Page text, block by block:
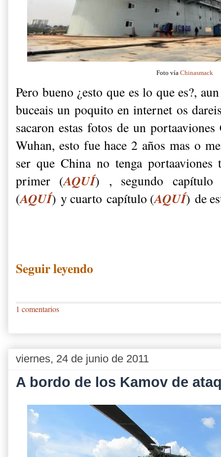
Foto víaChinasmack
Pero bueno ¿esto que es lo que es?,
buceais un poquito en internet os
sacaron estas fotos de un
Wuhan, esto fue hace 2 años mas o
ser que China no tenga
primer (AQUÍ) , segundo
(AQUÍ) y cuarto capítulo (AQUÍ) de
Seguir leyendo
1 comentarios
viernes, 24 de junio de 2011
A bordo de los Kamov de